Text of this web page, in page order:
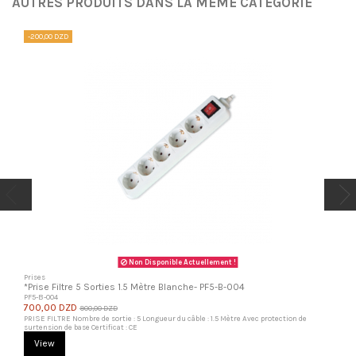
-200,00 DZD
Non Disponible Actuellement !
Prises
*Prise Filtre 5 Sorties 1.5 Mètre Blanche- PF5-B-004
PF5-B-004
700,00 DZD 900,00 DZD
PRISE FILTRE Nombre de sortie : 5 Longueur du câble : 1.5 Mètre Avec protection de
surtension de base Certificat : CE
View